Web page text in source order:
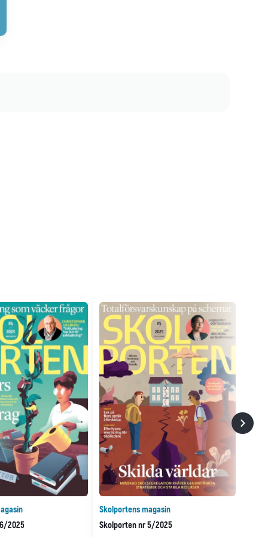
2025
Skolportens magasin
Skolporten nr 5/2025